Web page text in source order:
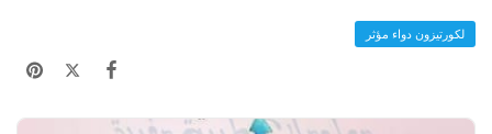
لكورتيزون دواء مؤثر